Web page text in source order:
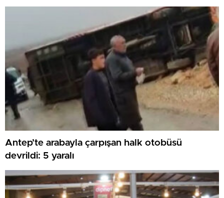
Antep’te arabayla çarpışan halk otobüsü
devrildi: 5 yaralı